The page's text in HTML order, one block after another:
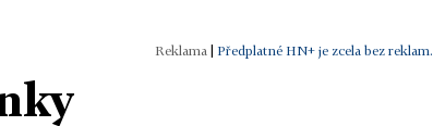
| Předplatné HN+ je zcela bez reklam.